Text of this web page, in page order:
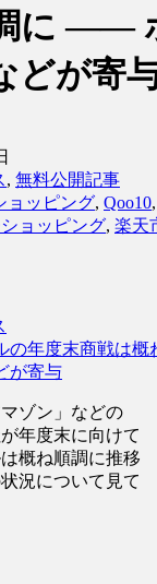
に ――
どが寄
, 無料公開記事
ョッピング, Qoo10,
ョッピング, 楽天
の年度末商戦は
が寄与
ゾン」などの
年度末に向けて
概ね順調に推移
況について見て